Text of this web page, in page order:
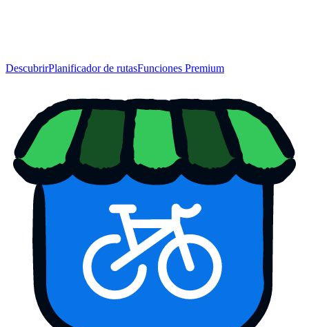
DescubrirPlanificador de rutasFunciones Premium